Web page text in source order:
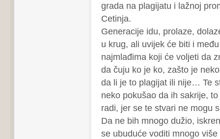
grada na plagijatu i lažnoj
Cetinja.
Generacije idu, prolaze,
u krug, ali uvijek će biti i
najmlađima koji će voljeti da
da čuju ko je ko, zašto je
da li je to plagijat ili nije… Te
neko pokušao da ih sakrije,
radi, jer se te stvari ne mogu
Da ne bih mnogo dužio,
se ubuduće voditi mnogo